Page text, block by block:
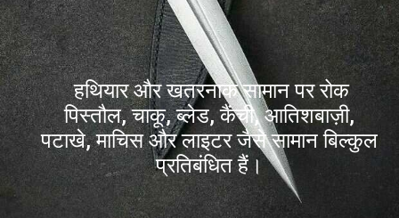
हथियार और खतरनाक सामान पर रोक
पिस्तौल, चाकू, ब्लेड, कैंची, आतिशबाज़ी,
पटाखे, माचिस और लाइटर जैसे सामान बिल्कुल
प्रतिबंधित हैं।